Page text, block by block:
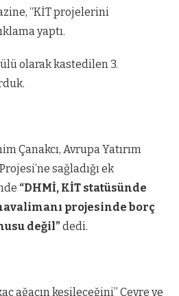
“KİT projelerini
yaptı.
olarak kastedilen 3.
Çanakcı, Avrupa Yatırım
sağladığı ek
“DHMİ, KİT statüsünde
projesinde borç
değil”dedi.
ağacın kesileceğini” Çevre ve